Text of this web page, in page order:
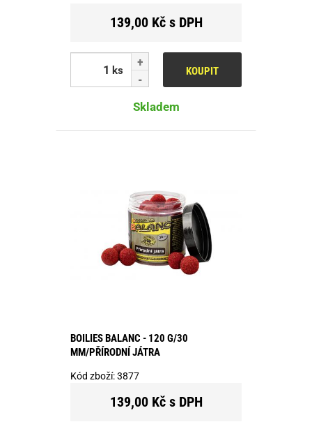
139,00 Kč s DPH
ks KOUPIT
Skladem
BOILIES BALANC - 120 G/30
MM/PŘÍRODNÍ JÁTRA
Kód zboží:3877
139,00 Kč s DPH